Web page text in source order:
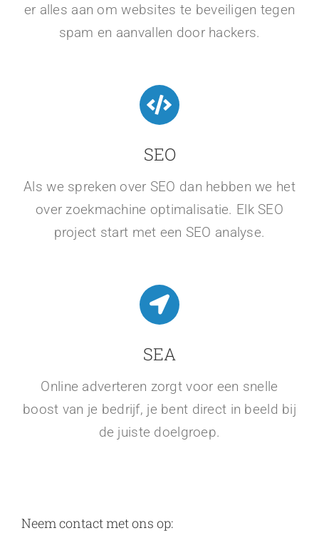
er alles aan om websites te beveiligen tegen
spam en aanvallen door hackers.
SEO
Als we spreken over SEO dan hebben we het
over zoekmachine optimalisatie. Elk SEO
project start met een SEO analyse.
SEA
Online adverteren zorgt voor een snelle
boost van je bedrijf, je bent direct in beeld bij
de juiste doelgroep.
Neem contact met ons op: